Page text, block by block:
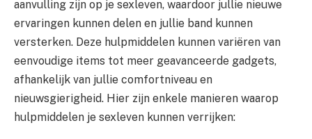
aanvulling zijn op je sexleven, waardoor jullie nieuwe
ervaringen kunnen delen en jullie band kunnen
versterken. Deze hulpmiddelen kunnen variëren van
eenvoudige items tot meer geavanceerde gadgets,
afhankelijk van jullie comfortniveau en
nieuwsgierigheid. Hier zijn enkele manieren waarop
hulpmiddelen je sexleven kunnen verrijken: